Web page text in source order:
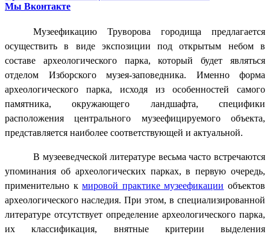
Мы Вконтакте
Музеефикацию Труворова городища предлагается
осуществить в виде экспозиции под открытым небом в
составе археологического парка, который будет являться
отделом Изборского музея-заповедника. Именно форма
археологического парка, исходя из особенностей самого
памятника, окружающего ландшафта, специфики
расположения центрального музеефицируемого объекта,
представляется наиболее соответствующей и актуальной.
В музееведческой литературе весьма часто встречаются
упоминания об археологических парках, в первую очередь,
применительно кмировой практике музеефикации объектов
археологического наследия. При этом, в специализированной
литературе отсутствует определение археологического парка,
их классификация, внятные критерии выделения